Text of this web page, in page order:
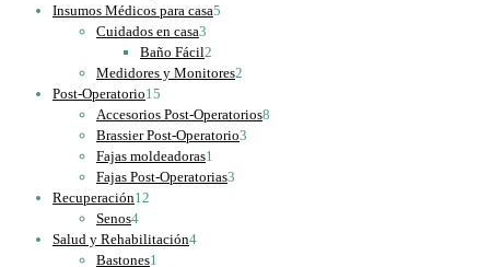
productos
Insumos Médicos para casa5
Cuidados en casa3
productos
Baño Fácil2
productos
Medidores y Monitores2
Post-Operatorio15
productos
Accesorios Post-Operatorios8
Brassier Post-Operatorio3
Fajas moldeadoras1
producto
Fajas Post-Operatorias3
Recuperación12
Senos44
productos
Salud y Rehabilitación44
Bastones1